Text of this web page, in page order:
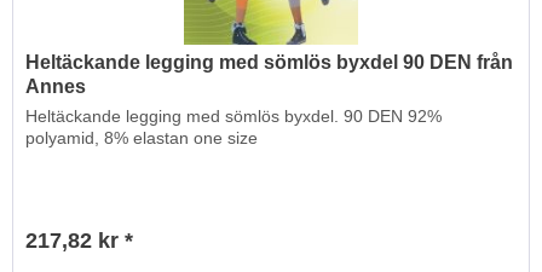
Heltäckande legging med sömlös byxdel 90 DEN från
Annes
Heltäckande legging med sömlös byxdel. 90 DEN 92%
polyamid, 8% elastan one size
217,82 kr *